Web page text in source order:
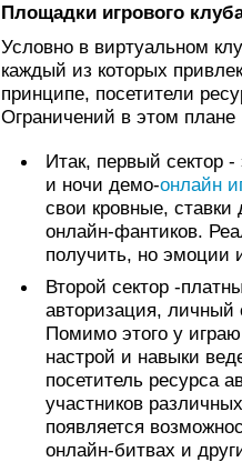
Площадки игрового
Условно в виртуальном
каждый из которых
принципе, посетители
Ограничений в этом плане
Итак, первый сектор
и ночи демо-онлайн
свои кровные,
онлайн-фантиков.
получить, но эмоции
Второй сектор -
авторизация, личный
Помимо этого у
настрой и навыки
посетитель ресурса
участников
появляется
онлайн-битвах и